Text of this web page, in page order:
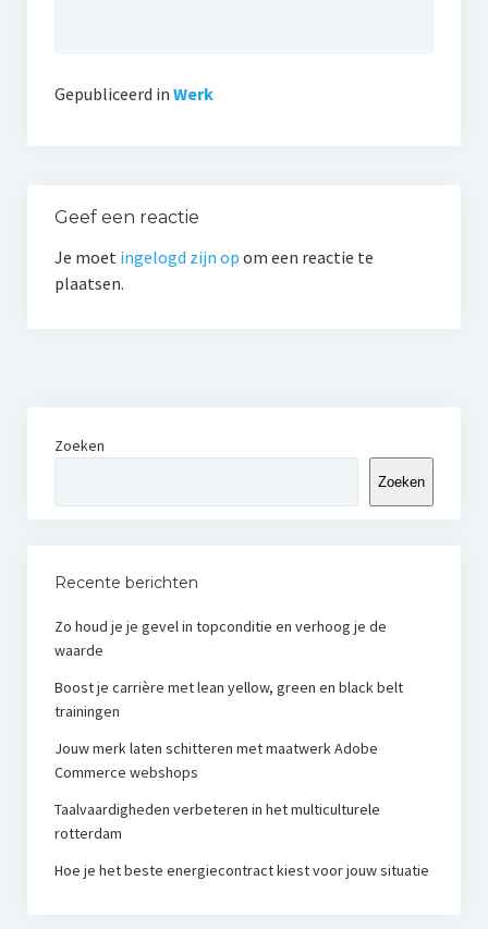
Gepubliceerd in Werk
Geef een reactie
Je moet ingelogd zijn op om een reactie te
plaatsen.
Zoeken
Zoeken
Recente berichten
Zo houd je je gevel in topconditie en verhoog je de
waarde
Boost je carrière met lean yellow, green en black belt
trainingen
Jouw merk laten schitteren met maatwerk Adobe
Commerce webshops
Taalvaardigheden verbeteren in het multiculturele
rotterdam
Hoe je het beste energiecontract kiest voor jouw situatie